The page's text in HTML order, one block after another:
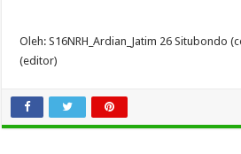
Oleh: S16NRH_Ardian_Jatim 26 Situbondo
(editor)